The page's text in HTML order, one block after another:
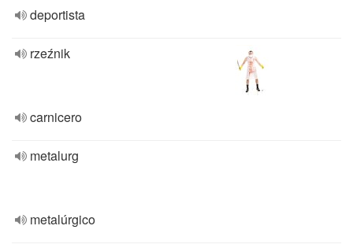
deportista
rzeźnik
carnicero
metalurg
metalúrgico